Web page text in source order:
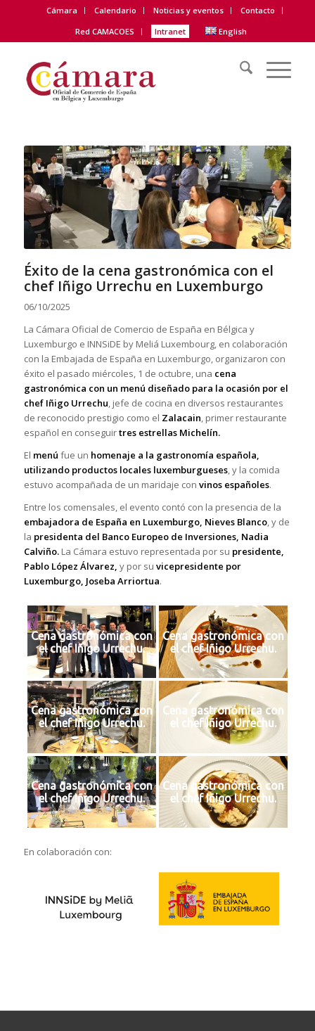
Cámara Calendario Noticias y eventos
Contacto
Red CAMACOES
Intranet English
Éxito de la cena gastronómica con el
chef Iñigo Urrechu en Luxemburgo
06/10/2025
La Cámara Oficial de Comercio de España en Bélgica y
Luxemburgo e INNSiDE by Meliá Luxembourg, en colaboración
con la Embajada de España en Luxemburgo, organizaron con
éxito el pasado miércoles, 1 de octubre, una cena
gastronómica con un menú diseñado para la ocasión por el
chef Iñigo Urrechu, jefe de cocina en diversos restaurantes
de reconocido prestigio como el Zalacain, primer restaurante
español en conseguirtres estrellas Michelín.
El menú fue un homenaje a la gastronomía española,
utilizando productos locales luxemburgueses, y la comida
estuvo acompañada de un maridaje con vinos españoles.
Entre los comensales, el evento contó con la presencia de la
embajadora de España en Luxemburgo, Nieves Blanco, y de
la presidenta del Banco Europeo de Inversiones, Nadia
Calviño. La Cámara estuvo representada por su presidente,
Pablo López Álvarez, y por su vicepresidente por
Luxemburgo, Joseba Arriortua.
Cena gastronómica con
el chef Iñigo Urrechu.
Cena gastronómica con
el chef Iñigo Urrechu.
Cena gastronómica con
el chef Iñigo Urrechu.
Cena gastronómica con
el chef Iñigo Urrechu.
Cena gastronómica con
el chef Iñigo Urrechu.
Cena gastronómica con
el chef Iñigo Urrechu.
En colaboración con: